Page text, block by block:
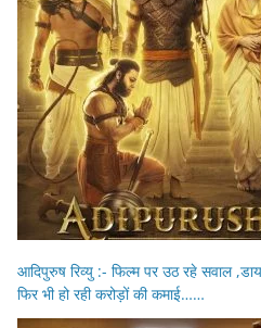
आदिपुरुष रिव्यु :- फिल्म पर उठ रहे सवाल
फिर भी हो रही करोड़ों की कमाई……